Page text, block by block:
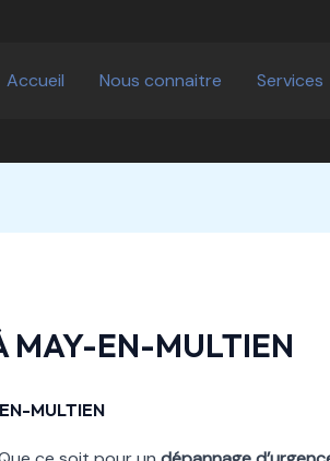
Accueil Nous connaitre Services
MAY-EN-MULTIEN
MULTIEN